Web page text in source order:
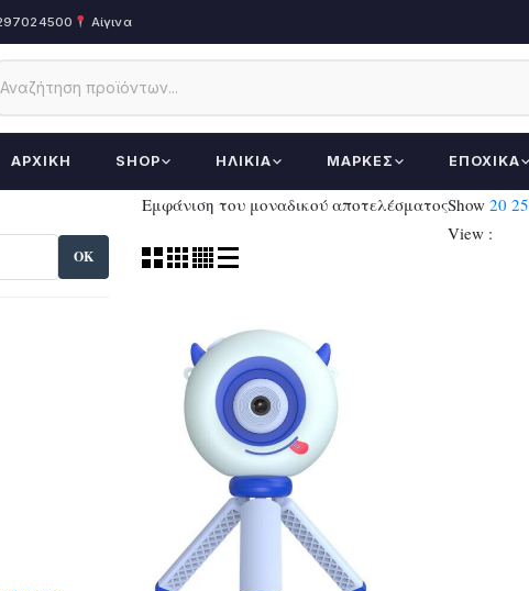
Αίγινα
ΑΡΧΙΚΉ SHOP ΗΛΙΚΊΑ ΜΆΡΚΕΣ ΕΠΟΧΙΚΆ
Εμφάνιση του μοναδικού αποτελέσματοςShow 20 25
View :
OK